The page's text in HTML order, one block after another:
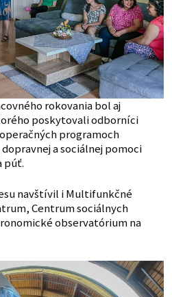
rokovania bol aj
poskytovali odborníci
programoch
a sociálnej pomoci
púť.
navštívil i Multifunkčné
Centrum sociálnych
observatórium na